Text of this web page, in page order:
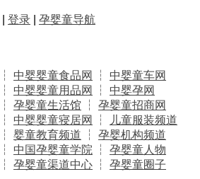
登录
孕婴童导航
┆ 中婴婴童食品网 ┆ 中婴童车网
┆ 中婴婴童用品网 ┆ 中婴孕网
┆ 孕婴童生活馆 ┆ 孕婴童招商网
┆ 中婴婴童寝居网 ┆
儿童服装频道
┆ 婴童教育频道 ┆ 孕婴机构频道
┆ 中国孕婴童学院 ┆ 孕婴童人物
┆ 孕婴童渠道中心 ┆ 孕婴童圈子